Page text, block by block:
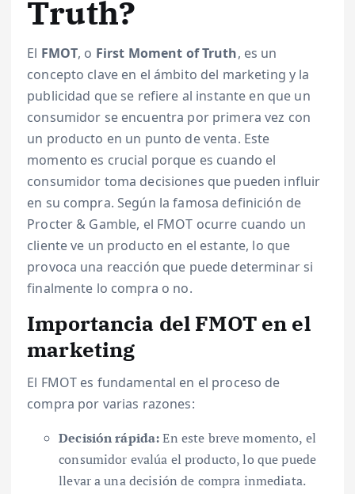
Truth?
El FMOT, o First Moment of Truth, es un
concepto clave en el ámbito del marketing y la
publicidad que se refiere al instante en que un
consumidor se encuentra por primera vez con
un producto en un punto de venta. Este
momento es crucial porque es cuando el
consumidor toma decisiones que pueden influir
en su compra. Según la famosa definición de
Procter & Gamble, el FMOT ocurre cuando un
cliente ve un producto en el estante, lo que
provoca una reacción que puede determinar si
finalmente lo compra o no.
Importancia del FMOT en el
marketing
El FMOT es fundamental en el proceso de
compra por varias razones:
Decisión rápida:En este breve momento, el
consumidor evalúa el producto, lo que puede
llevar a una decisión de compra inmediata.